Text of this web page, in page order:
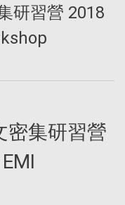
研習營 2018
密集研習營